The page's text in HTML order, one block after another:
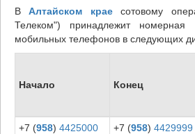
ВАлтайском краесотовому
Телеком") принадлежит
мобильных телефонов в следующих
Начало Конец
+7 (958) 4425000 +7 (958) 4429999